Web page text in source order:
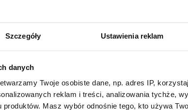
Szczegóły Ustawienia reklam
danych
Twoje osobiste dane, np. adres IP,
reklam i treści, analizowania tychże,
Masz wybór odnośnie tego, kto używa
W SALONIE VOX